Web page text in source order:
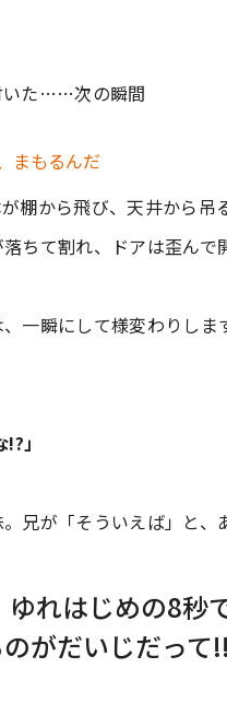
いた……次の瞬間
棚から飛び、天井から吊
ちて割れ、ドアは歪ん
一瞬にして様変わりしま
」
兄が「そういえば」と、
れはじめの8秒
がだいじだって!!